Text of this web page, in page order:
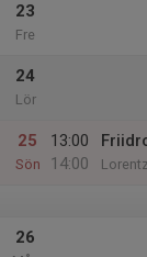
23
Fre
24
Lör
25
Sön
13:00
14:00
26